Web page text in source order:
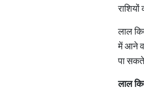
लाल
में आने
पा
लाल